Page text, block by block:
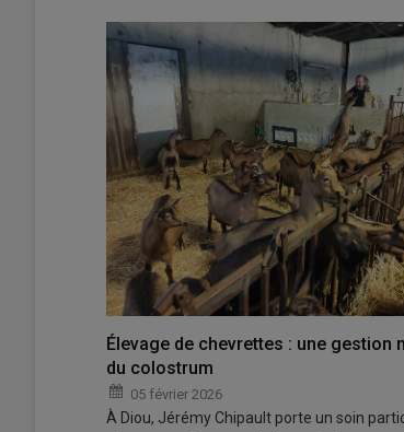
Élevage de chevrettes : une gestion
du colostrum
05 février 2026
À Diou, Jérémy Chipault porte un soin